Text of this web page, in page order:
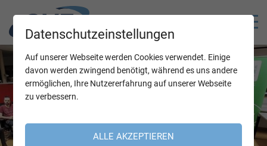
Datenschutzeinstellungen
Auf unserer Webseite werden Cookies verwendet. Einige
davon werden zwingend benötigt, während es uns andere
ermöglichen, Ihre Nutzererfahrung auf unserer Webseite
zu verbessern.
ALLE AKZEPTIEREN